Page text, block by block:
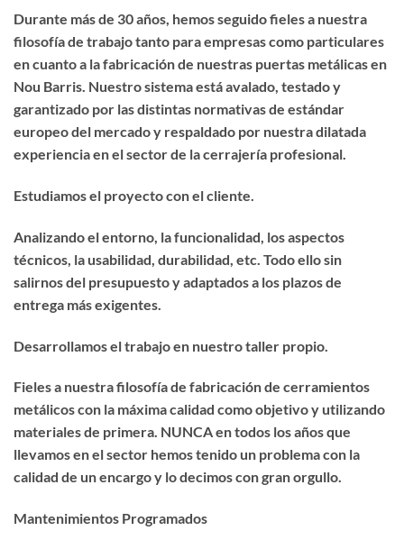
Durante más de 30 años, hemos seguido fieles a nuestra
filosofía de trabajo tanto para empresas como particulares
en cuanto a la fabricación de nuestras puertas metálicas en
Nou Barris. Nuestro sistema está avalado, testado y
garantizado por las distintas normativas de estándar
europeo del mercado y respaldado por nuestra dilatada
experiencia en el sector de la cerrajería profesional.
Estudiamos el proyecto con el cliente.
Analizando el entorno, la funcionalidad, los aspectos
técnicos, la usabilidad, durabilidad, etc. Todo ello sin
salirnos del presupuesto y adaptados a los plazos de
entrega más exigentes.
Desarrollamos el trabajo en nuestro taller propio.
Fieles a nuestra filosofía de fabricación de cerramientos
metálicos con la máxima calidad como objetivo y utilizando
materiales de primera. NUNCA en todos los años que
llevamos en el sector hemos tenido un problema con la
calidad de un encargo y lo decimos con gran orgullo.
Mantenimientos Programados